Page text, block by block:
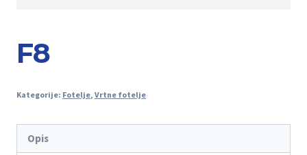
F8
Kategorije: Fotelje, Vrtne fotelje
Opis